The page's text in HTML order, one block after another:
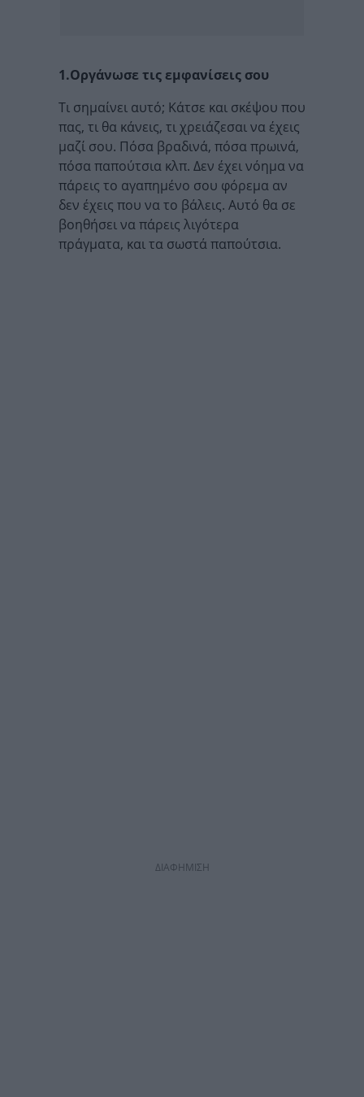
1.Οργάνωσε τις εμφανίσεις σου
Τι σημαίνει αυτό; Κάτσε και σκέψου που
πας, τι θα κάνεις, τι χρειάζεσαι να έχεις
μαζί σου. Πόσα βραδινά, πόσα πρωινά,
πόσα παπούτσια κλπ. Δεν έχει νόημα να
πάρεις το αγαπημένο σου φόρεμα αν
δεν έχεις που να το βάλεις. Αυτό θα σε
βοηθήσει να πάρεις λιγότερα
πράγματα, και τα σωστά παπούτσια.
ΔΙΑΦΗΜΙΣΗ